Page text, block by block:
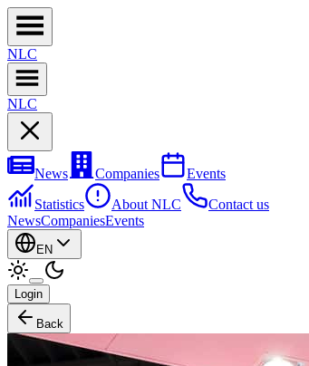
NLC
NLC
News Companies
Events
Statistics
About NLC
Contact us
NewsCompaniesEvents
EN
Login
Back